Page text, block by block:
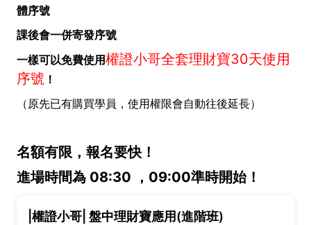
體序號
課後會一併寄發序號
一樣可以免費使用權證小哥全套理財寶30天使用
序號 ！
（原先已有購買學員，使用權限會自動往後延長）
名額有限，報名要快！
進場時間為 08:30 ，09:00準時開始！
|權證小哥| 盤中理財寶應用(進階班)